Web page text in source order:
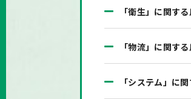
「衛生」に関す
「物流」に関す
「システム」に